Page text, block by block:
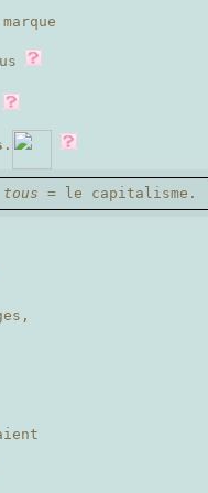
.
= le capitalisme.